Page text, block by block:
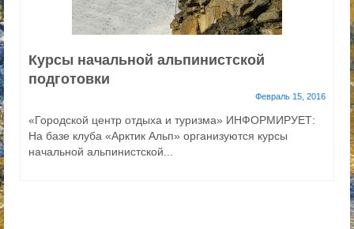
Курсы начальной альпинистской
подготовки
Февраль 15, 2016
«Городской центр отдыха и туризма» ИНФОРМИРУЕТ:
На базе клуба «Арктик Альп» организуются курсы
начальной альпинистской...